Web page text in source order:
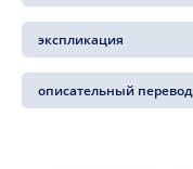
экспликация
описательный перевод